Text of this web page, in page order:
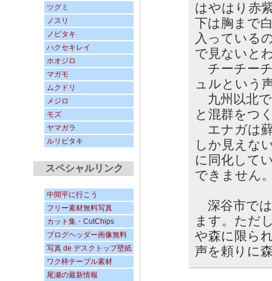
ツグミ
ノスリ
ノビタキ
ハクセキレイ
ホオジロ
マガモ
ムクドリ
メジロ
モズ
ヤマガラ
ルリビタキ
スペシャルリンク
中間平に行こう
フリー素材無料写真
カット集・CutChips
ブログヘッダー画像無料
写真 de デスクトップ壁紙
ワク枠テーブル素材
尾瀬の最新情報
はやはり赤
下は胸まで
入っている
で見ないと
チーチー
ュルという
九州以北で
と混群をつ
エナガは
しか見えな
に同化して
できません
深谷市で
ます。ただ
や森に限ら
声を頼りに